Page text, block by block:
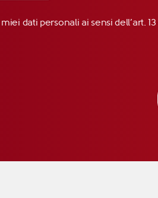
dati personali ai sensi dell’art.